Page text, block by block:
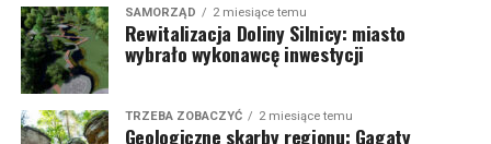
SAMORZĄD 2 miesiące temu
Rewitalizacja Doliny Silnicy: miasto
wybrało wykonawcę inwestycji
TRZEBA ZOBACZYĆ 2 miesiące temu
Geologiczne skarby regionu: Gagaty